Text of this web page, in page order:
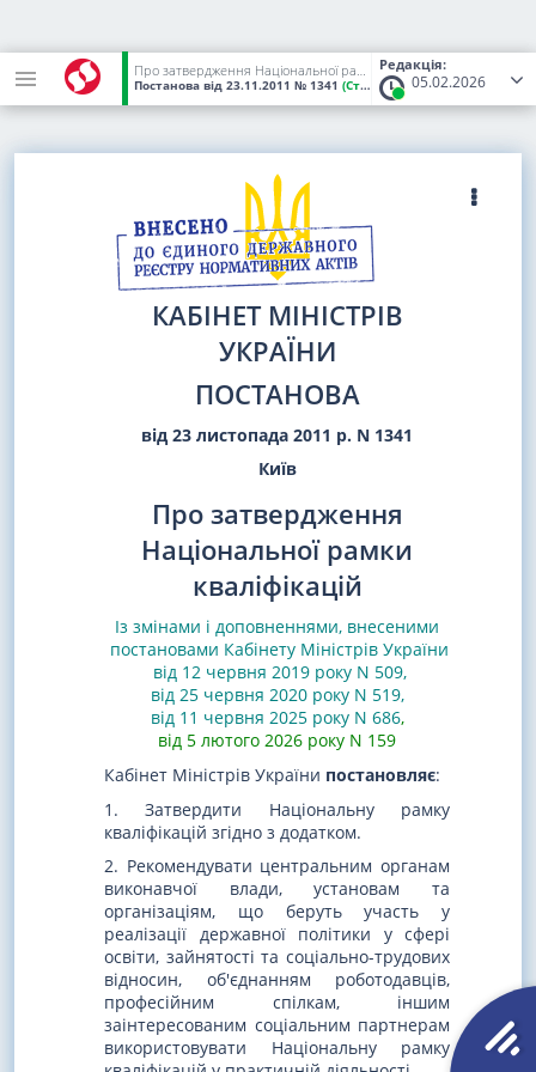
Редакція:
05.02.2026
Про затвердження Національної рамки кваліфікацій
Постанова від 23.11.2011 № 1341 (Статус: Чинний)
КАБІНЕТ МІНІСТРІВ
УКРАЇНИ
ПОСТАНОВА
від 23 листопада 2011 р. N 1341
Київ
Про затвердження
Національної рамки
кваліфікацій
Із змінами і доповненнями, внесеними
постановами Кабінету Міністрів України
від 12 червня 2019 року N 509,
від 25 червня 2020 року N 519,
від 11 червня 2025 року N 686,
від 5 лютого 2026 року N 159
Кабінет Міністрів України постановляє:
1. Затвердити Національну рамку
кваліфікацій згідно з додатком.
2. Рекомендувати центральним органам
виконавчої влади, установам та
організаціям, що беруть участь у
реалізації державної політики у сфері
освіти, зайнятості та соціально-трудових
відносин, об'єднанням роботодавців,
професійним спілкам, іншим
заінтересованим соціальним партнерам
використовувати Національну рамку